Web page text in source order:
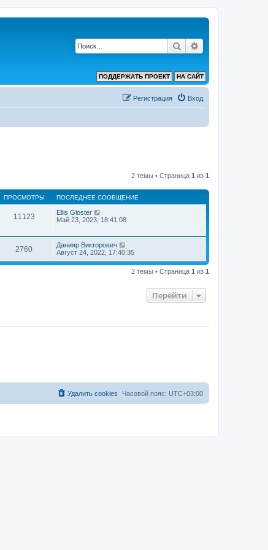
Поиск
НА САЙТ
ПОДДЕРЖАТЬ ПРОЕКТ
Вход
Регистрация
2 темы • Страница 1 из 1
ПРОСМОТРЫ ПОСЛЕДНЕЕ СООБЩЕНИЕ
11123
Ellis Gloster
Май 23, 2023, 18:41:08
2760
Данияр Викторович
Август 24, 2022, 17:40:35
2 темы • Страница 1 из 1
Перейти
Часовой пояс: UTC+03:00
Удалить cookies